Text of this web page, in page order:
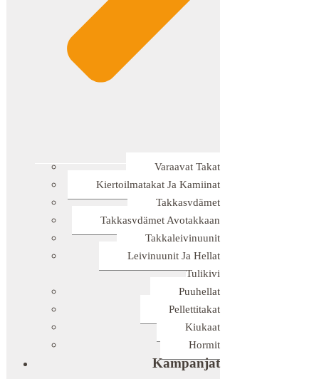
Varaavat Takat
Kiertoilmatakat Ja Kamiinat
Takkasydämet
Takkasydämet Avotakkaan
Takkaleivinuunit
Leivinuunit Ja Hellat
Tulikivi
Puuhellat
Pellettitakat
Kiukaat
Hormit
Kampanjat